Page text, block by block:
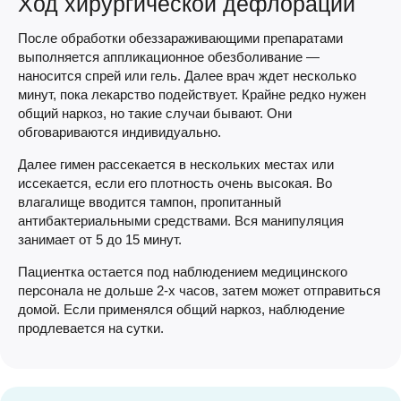
После обработки обеззараживающими препаратами
выполняется аппликационное обезболивание —
наносится спрей или гель. Далее врач ждет несколько
минут, пока лекарство подействует. Крайне редко нужен
общий наркоз, но такие случаи бывают. Они
обговариваются индивидуально.
Далее гимен рассекается в нескольких местах или
иссекается, если его плотность очень высокая. Во
влагалище вводится тампон, пропитанный
антибактериальными средствами. Вся манипуляция
занимает от 5 до 15 минут.
Пациентка остается под наблюдением медицинского
персонала не дольше 2-х часов, затем может отправиться
домой. Если применялся общий наркоз, наблюдение
продлевается на сутки.